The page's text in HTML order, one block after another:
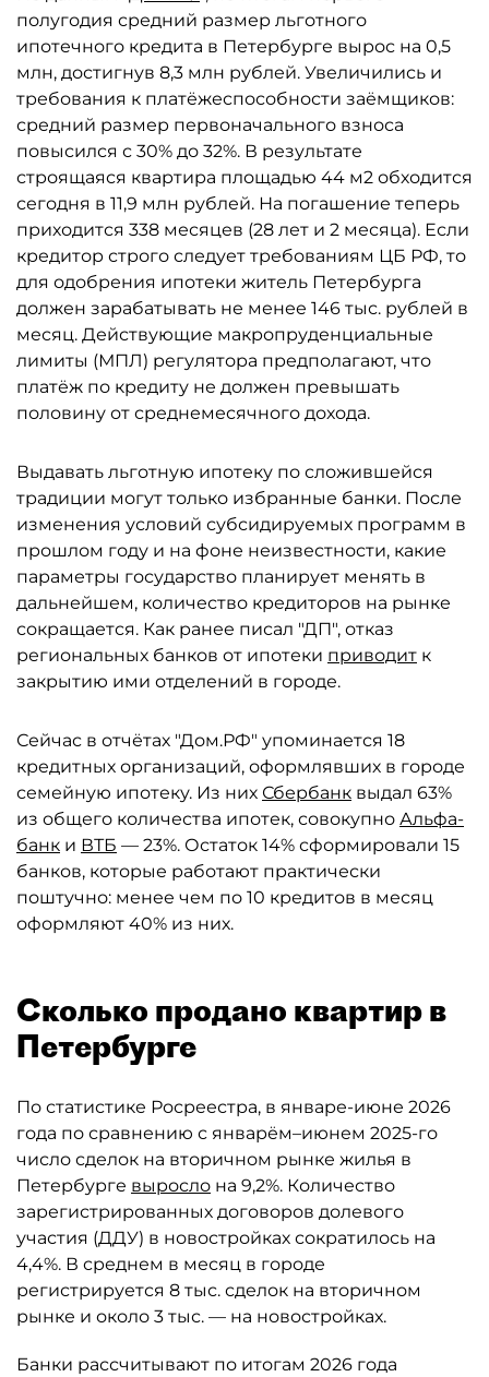
полугодия средний размер льготного
ипотечного кредита в Петербурге вырос на 0,5
млн, достигнув 8,3 млн рублей. Увеличились и
требования к платёжеспособности заёмщиков:
средний размер первоначального взноса
повысился с 30% до 32%. В результате
строящаяся квартира площадью 44 м2 обходится
сегодня в 11,9 млн рублей. На погашение теперь
приходится 338 месяцев (28 лет и 2 месяца). Если
кредитор строго следует требованиям ЦБ РФ, то
для одобрения ипотеки житель Петербурга
должен зарабатывать не менее 146 тыс. рублей в
месяц. Действующие макропруденциальные
лимиты (МПЛ) регулятора предполагают, что
платёж по кредиту не должен превышать
половину от среднемесячного дохода.
Выдавать льготную ипотеку по сложившейся
традиции могут только избранные банки. После
изменения условий субсидируемых программ в
прошлом году и на фоне неизвестности, какие
параметры государство планирует менять в
дальнейшем, количество кредиторов на рынке
сокращается. Как ранее писал "ДП", отказ
региональных банков от ипотеки приводит к
закрытию ими отделений в городе.
Сейчас в отчётах "Дом.РФ" упоминается 18
кредитных организаций, оформлявших в городе
семейную ипотеку. Из них Сбербанк выдал 63%
из общего количества ипотек, совокупно Альфа-
банк и ВТБ — 23%. Остаток 14% сформировали 15
банков, которые работают практически
поштучно: менее чем по 10 кредитов в месяц
оформляют 40% из них.
Сколько продано квартир в
Петербурге
По статистике Росреестра, в январе-июне 2026
года по сравнению с январём–июнем 2025-го
число сделок на вторичном рынке жилья в
Петербурге выросло на 9,2%. Количество
зарегистрированных договоров долевого
участия (ДДУ) в новостройках сократилось на
4,4%. В среднем в месяц в городе
регистрируется 8 тыс. сделок на вторичном
рынке и около 3 тыс. — на новостройках.
Банки рассчитывают по итогам 2026 года